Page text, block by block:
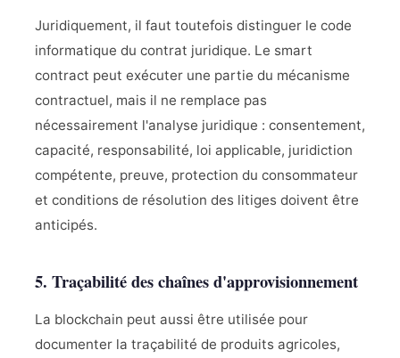
Juridiquement, il faut toutefois distinguer le code
informatique du contrat juridique. Le smart
contract peut exécuter une partie du mécanisme
contractuel, mais il ne remplace pas
nécessairement l'analyse juridique : consentement,
capacité, responsabilité, loi applicable, juridiction
compétente, preuve, protection du consommateur
et conditions de résolution des litiges doivent être
anticipés.
5. Traçabilité des chaînes d'approvisionnement
La blockchain peut aussi être utilisée pour
documenter la traçabilité de produits agricoles,